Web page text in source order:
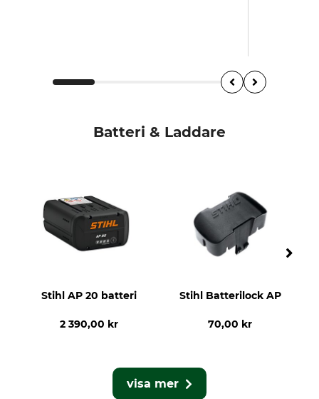
Batteri & Laddare
Stihl AP 20 batteri
2 390,00 kr
Stihl Batterilock AP
70,00 kr
visa mer